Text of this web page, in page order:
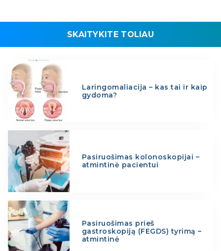
SKAITYKITE TOLIAU
Laringomaliacija – kas tai ir kaip
gydoma?
Pasiruošimas kolonoskopijai –
atmintinė pacientui
Pasiruošimas prieš
gastroskopiją (FEGDS) tyrimą –
atmintinė